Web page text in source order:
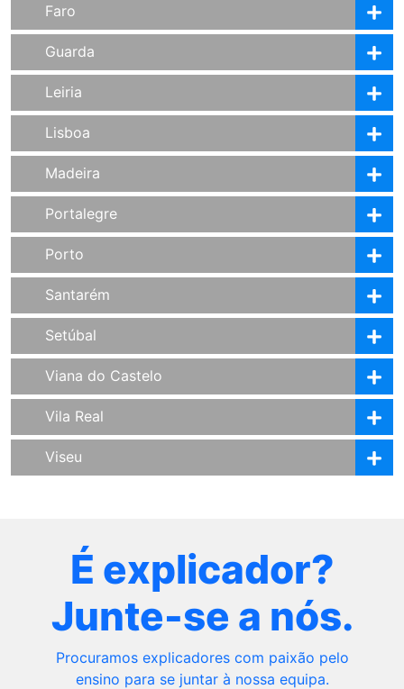
Faro
Guarda
Leiria
Lisboa
Madeira
Portalegre
Porto
Santarém
Setúbal
Viana do Castelo
Vila Real
Viseu
É explicador?
Junte-se a nós.
Procuramos explicadores com paixão pelo
ensino para se juntar à nossa equipa.